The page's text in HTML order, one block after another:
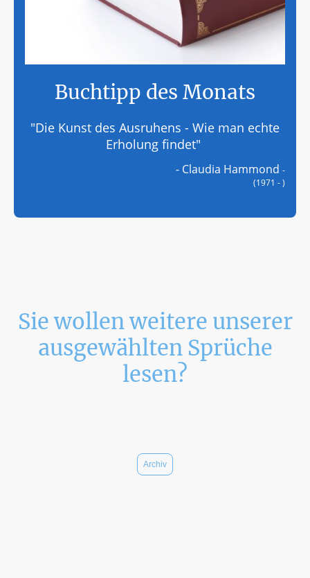
Buchtipp des Monats
"Die Kunst des Ausruhens - Wie man echte
Erholung findet"
- Claudia Hammond -
(1971 - )
Sie wollen weitere unserer
ausgewählten Sprüche
lesen?
Archiv